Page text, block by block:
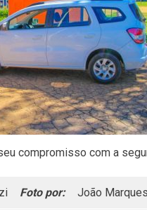
compromisso com a
Foto por: João